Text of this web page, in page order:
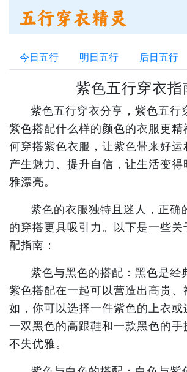
今日五行 明日五行 后日五行
紫色五行穿衣指
紫色五行穿衣分享，紫色五行
紫色搭配什么样的颜色的衣服更精
何穿搭紫色衣服，让紫色带来好运
产生魅力、提升自信，让生活变
雅漂亮。
紫色的衣服独特且迷人，正确
的穿搭更具吸引力。以下是一些关
配指南：
紫色与黑色的搭配：黑色是经
紫色搭配在一起可以营造出高贵、
如，你可以选择一件紫色的上衣或
一双黑色的高跟鞋和一款黑色的手
不失优雅。